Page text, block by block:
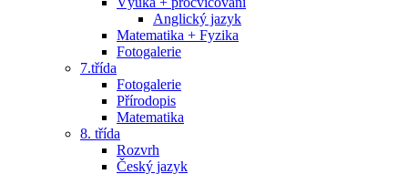
Anglický jazyk
Matematika + Fyzika
Fotogalerie
7.třída
Fotogalerie
Přírodopis
Matematika
8. třída
Rozvrh
Český jazyk